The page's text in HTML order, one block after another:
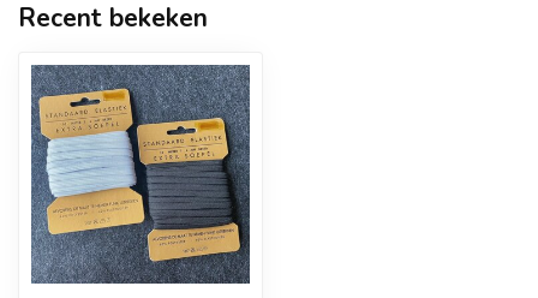
Recent bekeken